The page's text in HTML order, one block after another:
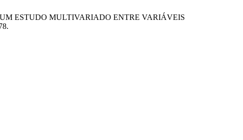
UM ESTUDO MULTIVARIADO ENTRE VARIÁVEIS